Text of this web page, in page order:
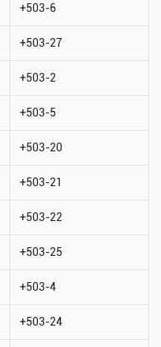
+503-6
+503-27
+503-2
+503-5
+503-20
+503-21
+503-22
+503-25
+503-4
+503-24